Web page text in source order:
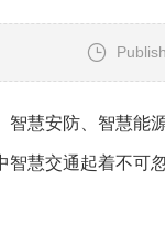
安防、智慧能
慧交通起着不